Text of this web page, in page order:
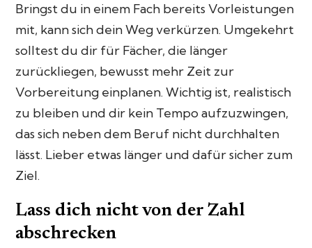
Bringst du in einem Fach bereits Vorleistungen
mit, kann sich dein Weg verkürzen. Umgekehrt
solltest du dir für Fächer, die länger
zurückliegen, bewusst mehr Zeit zur
Vorbereitung einplanen. Wichtig ist, realistisch
zu bleiben und dir kein Tempo aufzuzwingen,
das sich neben dem Beruf nicht durchhalten
lässt. Lieber etwas länger und dafür sicher zum
Ziel.
Lass dich nicht von der Zahl
abschrecken